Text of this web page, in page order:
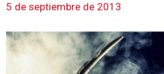
5 de septiembre de 2013